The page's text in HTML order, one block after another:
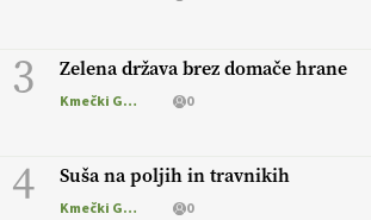
3 Zelena država brez domače hrane
Kmečki Glas 0
4 Suša na poljih in travnikih
Kmečki Glas 0